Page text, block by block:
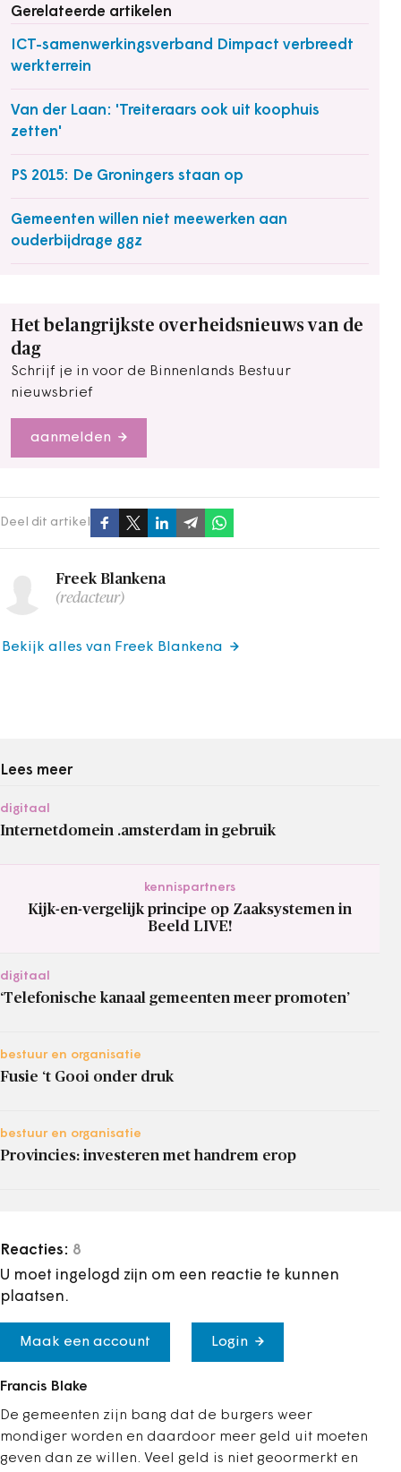
Gerelateerde artikelen
ICT-samenwerkingsverband Dimpact verbreedt
werkterrein
Van der Laan: 'Treiteraars ook uit koophuis
zetten'
PS 2015: De Groningers staan op
Gemeenten willen niet meewerken aan
ouderbijdrage ggz
Het belangrijkste overheidsnieuws van de
dag
Schrijf je in voor de Binnenlands Bestuur
nieuwsbrief
aanmelden
Deel dit artikel
Freek Blankena
(redacteur)
Bekijk alles van Freek Blankena
Lees meer
digitaal
Internetdomein .amsterdam in gebruik
kennispartners
Kijk-en-vergelijk principe op Zaaksystemen in
Beeld LIVE!
digitaal
‘Telefonische kanaal gemeenten meer promoten’
bestuur en organisatie
Fusie ‘t Gooi onder druk
bestuur en organisatie
Provincies: investeren met handrem erop
Reacties: 8
U moet ingelogd zijn om een reactie te kunnen
plaatsen.
Maak een account Login
Francis Blake
De gemeenten zijn bang dat de burgers weer
mondiger worden en daardoor meer geld uit moeten
geven dan ze willen. Veel geld is niet geoormerkt en